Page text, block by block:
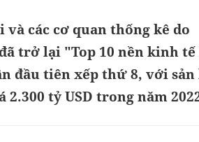
các cơ quan thống kê do
trở lại "Top 10 nền kinh
đầu tiên xếp thứ 8, với
tỷ USD trong năm